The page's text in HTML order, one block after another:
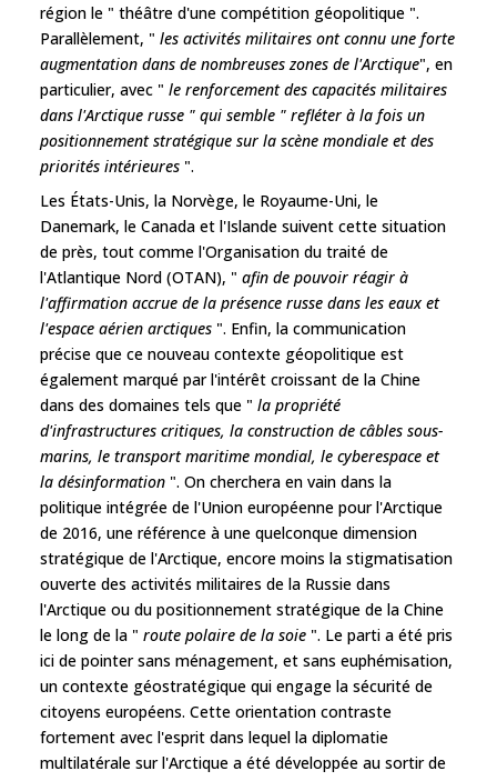
région le " théâtre d'une compétition géopolitique ".
Parallèlement, " les activités militaires ont connu une forte
augmentation dans de nombreuses zones de l'Arctique", en
particulier, avec " le renforcement des capacités militaires
dans l'Arctique russe " qui semble " refléter à la fois un
positionnement stratégique sur la scène mondiale et des
priorités intérieures ".
Les États-Unis, la Norvège, le Royaume-Uni, le
Danemark, le Canada et l'Islande suivent cette situation
de près, tout comme l'Organisation du traité de
l'Atlantique Nord (OTAN), " afin de pouvoir réagir à
l'affirmation accrue de la présence russe dans les eaux et
l'espace aérien arctiques ". Enfin, la communication
précise que ce nouveau contexte géopolitique est
également marqué par l'intérêt croissant de la Chine
dans des domaines tels que " la propriété
d'infrastructures critiques, la construction de câbles sous-
marins, le transport maritime mondial, le cyberespace et
la désinformation ". On cherchera en vain dans la
politique intégrée de l'Union européenne pour l'Arctique
de 2016, une référence à une quelconque dimension
stratégique de l'Arctique, encore moins la stigmatisation
ouverte des activités militaires de la Russie dans
l'Arctique ou du positionnement stratégique de la Chine
le long de la " route polaire de la soie ". Le parti a été pris
ici de pointer sans ménagement, et sans euphémisation,
un contexte géostratégique qui engage la sécurité de
citoyens européens. Cette orientation contraste
fortement avec l'esprit dans lequel la diplomatie
multilatérale sur l'Arctique a été développée au sortir de